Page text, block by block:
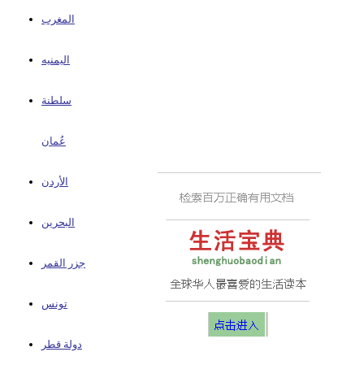
المغرب
اليمنيه
سلطنة
عُمان
الأردن
البحرين
جزر القمر
تونس
دولة قطر